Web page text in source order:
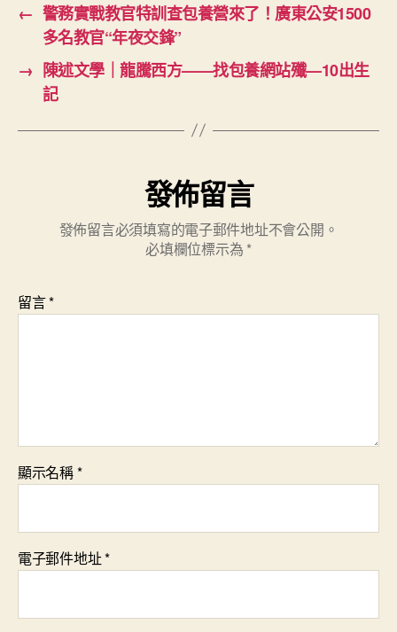
← 警務實戰教官特訓查包養營來了！廣東公安1500
多名教官“年夜交鋒”
→ 陳述文學｜龍騰西方——找包養網站殲—10出生
記
發佈留言
發佈留言必須填寫的電子郵件地址不會公開。
必填欄位標示為 *
留言*
顯示名稱*
電子郵件地址*